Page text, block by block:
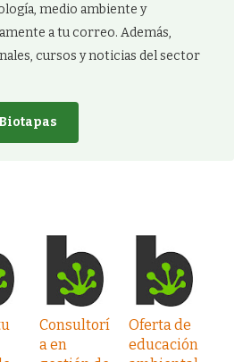
medio ambiente y
a tu correo. Además,
cursos y noticias del sector
Consultorí
a en
Oferta de
educación